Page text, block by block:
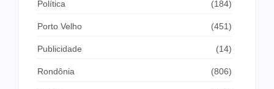
Política (184)
Porto Velho (451)
Publicidade (14)
Rondônia (806)